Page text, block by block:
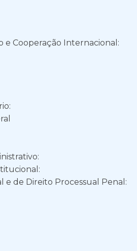
e Cooperação Internacional:
e de Direito Processual Penal: